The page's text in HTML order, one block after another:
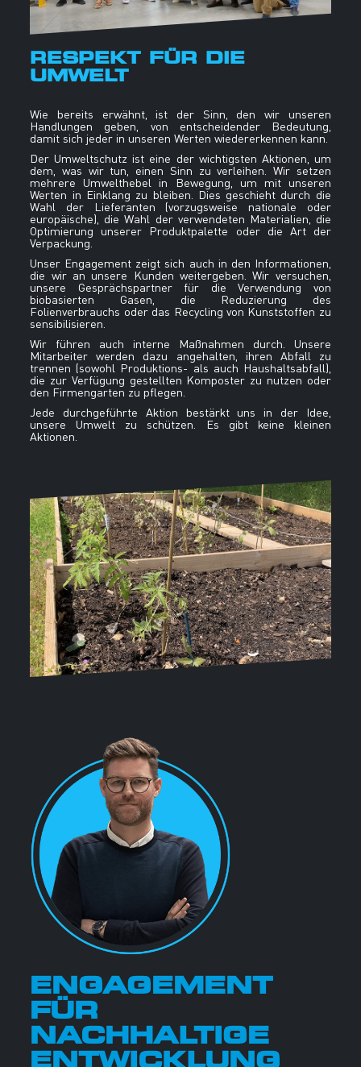
RESPEKT FÜR DIE
UMWELT
Wie bereits erwähnt, ist der Sinn, den wir unseren
Handlungen geben, von entscheidender Bedeutung,
damit sich jeder in unseren Werten wiedererkennen kann.
Der Umweltschutz ist eine der wichtigsten Aktionen, um
dem, was wir tun, einen Sinn zu verleihen. Wir setzen
mehrere Umwelthebel in Bewegung, um mit unseren
Werten in Einklang zu bleiben. Dies geschieht durch die
Wahl der Lieferanten (vorzugsweise nationale oder
europäische), die Wahl der verwendeten Materialien, die
Optimierung unserer Produktpalette oder die Art der
Verpackung.
Unser Engagement zeigt sich auch in den Informationen,
die wir an unsere Kunden weitergeben. Wir versuchen,
unsere Gesprächspartner für die Verwendung von
biobasierten Gasen, die Reduzierung des
Folienverbrauchs oder das Recycling von Kunststoffen zu
sensibilisieren.
Wir führen auch interne Maßnahmen durch. Unsere
Mitarbeiter werden dazu angehalten, ihren Abfall zu
trennen (sowohl Produktions- als auch Haushaltsabfall),
die zur Verfügung gestellten Komposter zu nutzen oder
den Firmengarten zu pflegen.
Jede durchgeführte Aktion bestärkt uns in der Idee,
unsere Umwelt zu schützen. Es gibt keine kleinen
Aktionen.
ENGAGEMENT
FÜR
NACHHALTIGE
ENTWICKLUNG